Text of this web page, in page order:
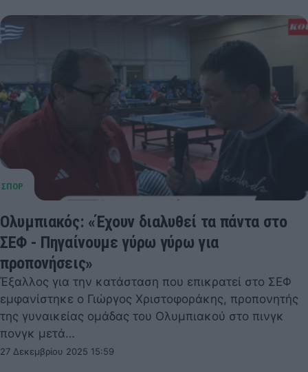
Ολυμπιακός: «Έχουν διαλυθεί τα πάντα στο
ΣΕΦ - Πηγαίνουμε γύρω γύρω για
προπονήσεις»
Έξαλλος για την κατάσταση που επικρατεί στο ΣΕΦ
εμφανίστηκε ο Γιώργος Χριστοφοράκης, προπονητής
της γυναικείας ομάδας του Ολυμπιακού στο πινγκ
πονγκ μετά…
27 Δεκεμβρίου 2025 15:59